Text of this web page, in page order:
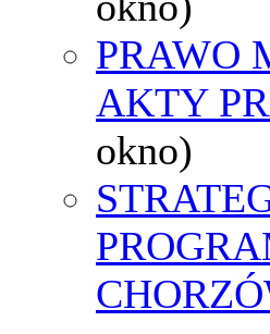
PRAWO
AKTY
okno)